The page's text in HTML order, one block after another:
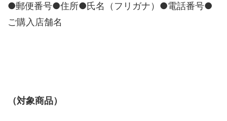
●郵便番号●住所●氏名（フリガナ）●電話番号●
ご購入店舗名
（対象商品）